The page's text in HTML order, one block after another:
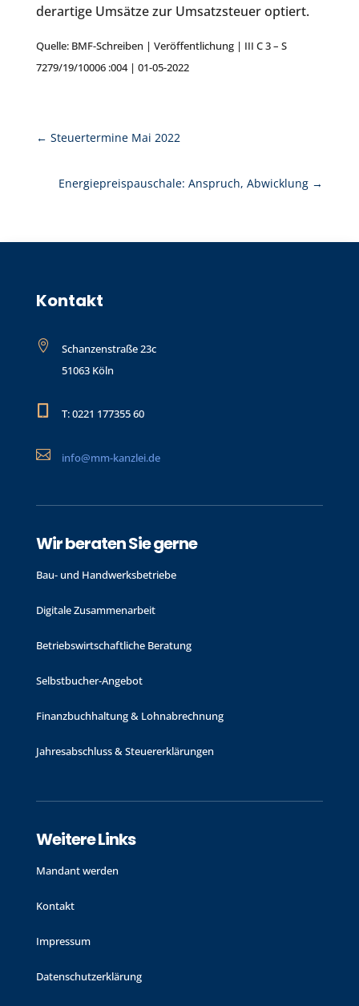
derartige Umsätze zur Umsatzsteuer optiert.
Quelle: BMF-Schreiben | Veröffentlichung | III C 3 – S
7279/19/10006 :004 | 01-05-2022
← Steuertermine Mai 2022
Energiepreispauschale: Anspruch, Abwicklung →
Kontakt

Schanzenstraße 23c
51063 Köln
T: 0221 177355 60
 info@mm-kanzlei.de
Wir beraten Sie gerne
Bau- und Handwerks­betriebe
Digitale Zusammenarbeit
Betriebswirtschaftliche Beratung
Selbstbucher-Angebot
Finanzbuchhaltung & Lohnabrechnung
Jahres­abschluss & Steuer­erklärungen
Weitere Links
Mandant werden
Kontakt
Impressum
Datenschutzerklärung